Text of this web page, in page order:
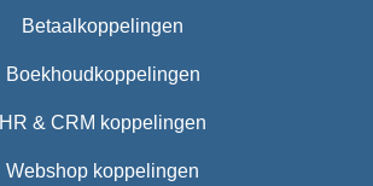
Betaalkoppelingen
Boekhoudkoppelingen
HR & CRM koppelingen
Webshop koppelingen